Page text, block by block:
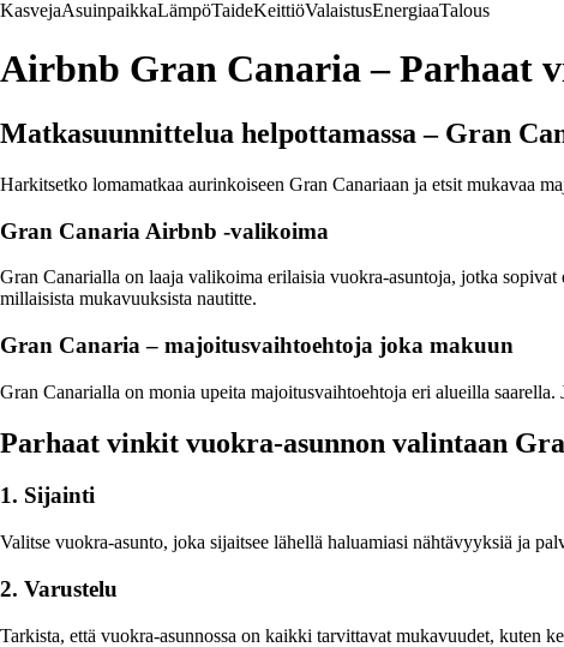
KasvejaAsuinpaikkaLämpöTaideKeittiöValaistusEnergiaaTalous
Airbnb Gran Canaria – Parhaat
Matkasuunnittelua helpottamassa – Gran
Harkitsetko lomamatkaa aurinkoiseen Gran Canariaan ja etsit mukavaa
Gran Canaria Airbnb -valikoima
Gran Canarialla on laaja valikoima erilaisia ​​vuokra-asuntoja, jotka
millaisista mukavuuksista nautitte.
Gran Canaria – majoitusvaihtoehtoja joka makuun
Gran Canarialla on monia upeita majoitusvaihtoehtoja eri alueilla
Parhaat vinkit vuokra-asunnon valintaan
1. Sijainti
Valitse vuokra-asunto, joka sijaitsee lähellä haluamiasi nähtävyyksiä ja
2. Varustelu
Tarkista, että vuokra-asunnossa on kaikki tarvittavat mukavuudet, kuten